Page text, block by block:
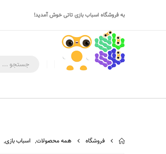
به فروشگاه اسباب بازی تاتی خوش آمدید!
فروشگاه همه محصولات, اسباب بازی,